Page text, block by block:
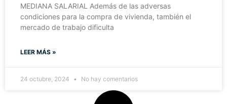
MEDIANA SALARIAL Además de las adversas
condiciones para la compra de vivienda, también el
mercado de trabajo dificulta
LEER MÁS »
24 octubre, 2024 No hay comentarios